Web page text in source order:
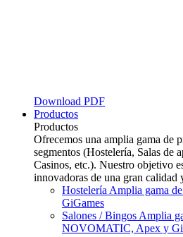
Download PDF
Productos
Productos
Ofrecemos una amplia gama de
segmentos (Hostelería, Salas de
Casinos, etc.). Nuestro objetivo
innovadoras de una gran calidad
Hostelería Amplia gama
GiGames
Salones / Bingos Amplia
NOVOMATIC, Apex y